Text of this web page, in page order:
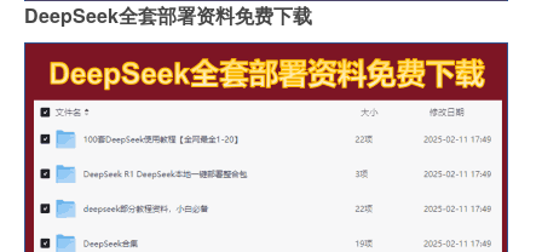
DeepSeek全套部署资料免费下载